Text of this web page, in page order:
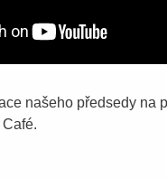
našeho předsedy na